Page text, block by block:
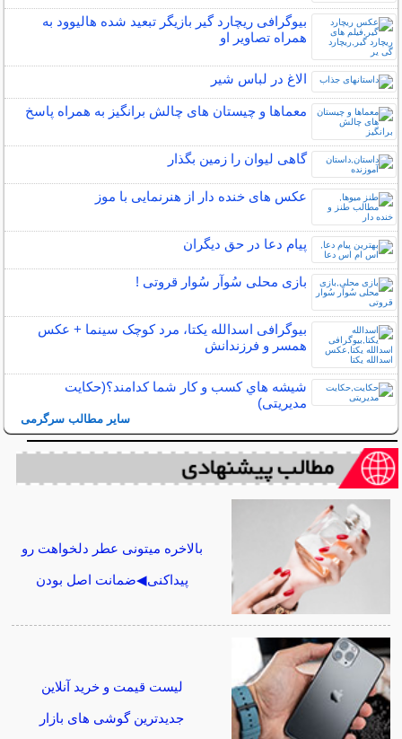
بیوگرافی ریچارد گیر بازیگر تبعید شده هالیوود به
همراه تصاویر او
الاغ در لباس شیر
معماها و چیستان های چالش برانگیز به همراه پاسخ
گاهی ليوان را زمين بگذار
عکس های خنده دار از هنرنمایی با موز
پیام دعا در حق دیگران
بازی محلی سُوآر سُوار قروتی !
بیوگرافی اسدالله یکتا، مرد کوچک سینما + عکس
همسر و فرزندانش
شيشه هاي كسب و كار شما كدامند؟(حکایت
مدیریتی)
سایر مطالب سرگرمی
بالاخره میتونی عطر دلخواهت رو
پیداکنی◀ضمانت اصل بودن
لیست قیمت و خرید آنلاین
جدیدترین گوشی های بازار